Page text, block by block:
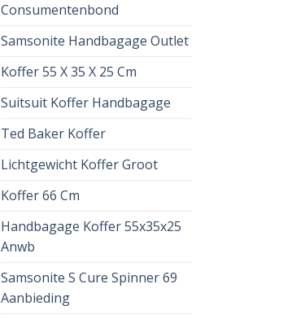
Consumentenbond
Samsonite Handbagage Outlet
Koffer 55 X 35 X 25 Cm
Suitsuit Koffer Handbagage
Ted Baker Koffer
Lichtgewicht Koffer Groot
Koffer 66 Cm
Handbagage Koffer 55x35x25
Anwb
Samsonite S Cure Spinner 69
Aanbieding